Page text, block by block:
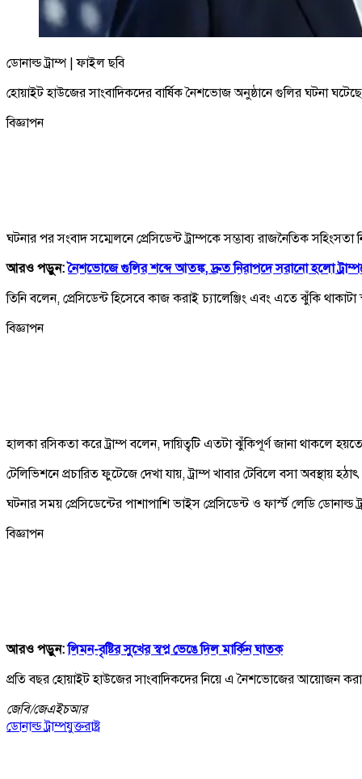
ডোনাল্ড ট্রাম্প | ফাইল ছবি
হোয়াইট হাউজের সাংবাদিকদের বার্ষিক নৈশভোজ অনুষ্ঠানে গুলির ঘটনা
বিজ্ঞাপন
ঘটনার পর সংবাদ সম্মেলনে প্রেসিডেন্ট ট্রাম্পকে সম্ভাব্য রাজনৈতিক
আরও পড়ুন:নৈশভোজে গুলির শব্দে আতঙ্ক, দ্রুত নিরাপদে সরানো হলো
তিনি বলেন, প্রেসিডেন্ট হিসেবে কাজ করাই চ্যালেঞ্জিং এবং এতে ঝুঁকি
বিজ্ঞাপন
হালকা রসিকতা করে ট্রাম্প বলেন, দায়িত্বটি এতটা ঝুঁকিপূর্ণ জানা থাকলে
টেলিভিশনে প্রচারিত ফুটেজে দেখা যায়, ট্রাম্প খাবার টেবিলে বসা অবস্থায়
ঘটনার সময় প্রেসিডেন্টের পাশাপাশি ভাইস প্রেসিডেন্ট ও ফার্স্ট লেডি
বিজ্ঞাপন
আরও পড়ুন:লিমন-বৃষ্টির সুখের স্বপ্ন ভেঙে দিল মার্কিন ঘাতক
প্রতি বছর হোয়াইট হাউজের সাংবাদিকদের নিয়ে এ নৈশভোজের আয়োজন
জেবি/জেএইচআর
ডোনাল্ড ট্রাম্পযুক্তরাষ্ট্র